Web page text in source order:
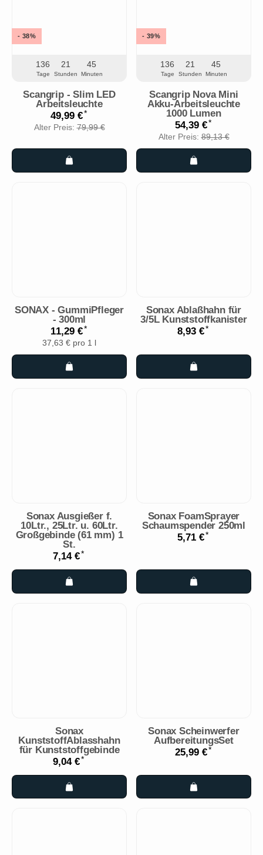
136
Tage
21
Stunden
45
Minuten
- 38%
Scangrip - Slim LED
Arbeitsleuchte
49,99 €*
Alter Preis:79,99 €
136
Tage
21
Stunden
45
Minuten
- 39%
Scangrip Nova Mini
Akku-Arbeitsleuchte
1000 Lumen
54,39 €*
Alter Preis:89,13 €
SONAX - GummiPfleger
- 300ml
11,29 €*
37,63 € pro 1 l
Sonax Ablaßhahn für
3/5L Kunststoffkanister
8,93 €*
Sonax Ausgießer f.
10Ltr., 25Ltr. u. 60Ltr.
Großgebinde (61 mm) 1
St.
7,14 €*
Sonax FoamSprayer
Schaumspender 250ml
5,71 €*
Sonax
KunststoffAblasshahn
für Kunststoffgebinde
9,04 €*
Sonax Scheinwerfer
AufbereitungsSet
25,99 €*